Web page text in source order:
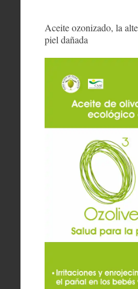
Aceite ozonizado, la
piel dañada